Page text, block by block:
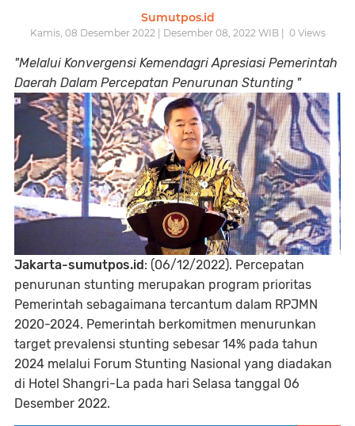
Sumutpos.id
Kamis, 08 Desember 2022 | Desember 08, 2022 WIB | 0Views
"Melalui Konvergensi Kemendagri Apresiasi Pemerintah
Daerah Dalam Percepatan Penurunan Stunting "
Jakarta-sumutpos.id : (06/12/2022). Percepatan
penurunan stunting merupakan program prioritas
Pemerintah sebagaimana tercantum dalam RPJMN
2020-2024. Pemerintah berkomitmen menurunkan
target prevalensi stunting sebesar 14% pada tahun
2024 melalui Forum Stunting Nasional yang diadakan
di Hotel Shangri-La pada hari Selasa tanggal 06
Desember 2022.